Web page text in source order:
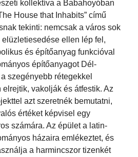
kollektíva a Babahoyóban
House that Inhabits” című
tekinti: nemcsak a város sok
ellen lép fel,
és építőanyag funkcióval
építőanyagot Dél-
szegényebb rétegekkel
vakolják és átfestik. Az
azt szeretnék bemutatni,
értéket képvisel egy
számára. Az épület a latin-
házaira emlékeztet, és
a harmincszor tizenkét